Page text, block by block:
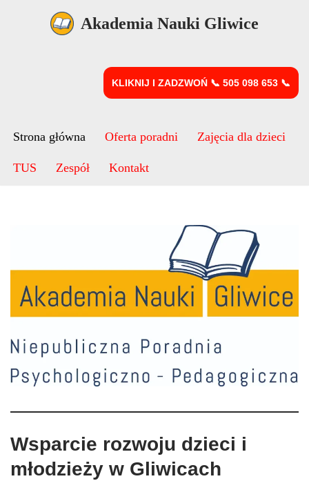
Akademia Nauki Gliwice
KLIKNIJ I ZADZWOŃ 📞 505 098 653 📞
Strona główna Oferta poradni Zajęcia dla dzieci
TUS Zespół Kontakt
Wsparcie rozwoju dzieci i
młodzieży w Gliwicach